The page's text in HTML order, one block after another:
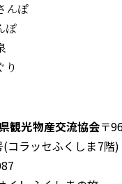
んぽ
ぽ
り
観光物産交流協会〒
(コラッセふくしま7